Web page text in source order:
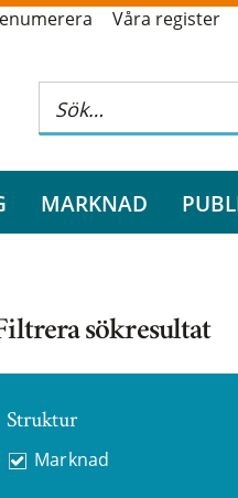
Våra register
MARKNAD
sökresultat
Struktur
Marknad